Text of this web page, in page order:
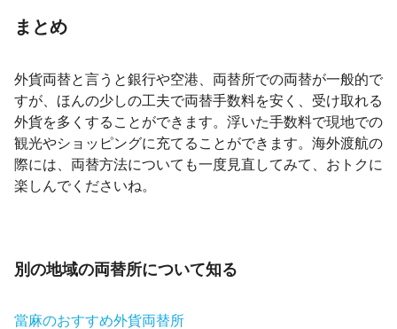
まとめ
外貨両替と言うと銀行や空港、両替所での両替が一般的で
すが、ほんの少しの工夫で両替手数料を安く、受け取れる
外貨を多くすることができます。浮いた手数料で現地での
観光やショッピングに充てることができます。海外渡航の
際には、両替方法についても一度見直してみて、おトクに
楽しんでくださいね。
別の地域の両替所について知る
當麻のおすすめ外貨両替所